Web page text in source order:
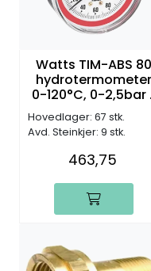
Watts TIM-ABS 80
hydrotermometer
0-120°C, 0-2,5bar
Vannrett tilkobling )
Hovedlager: 67 stk.
Avd. Steinkjer: 9 stk.
463,75